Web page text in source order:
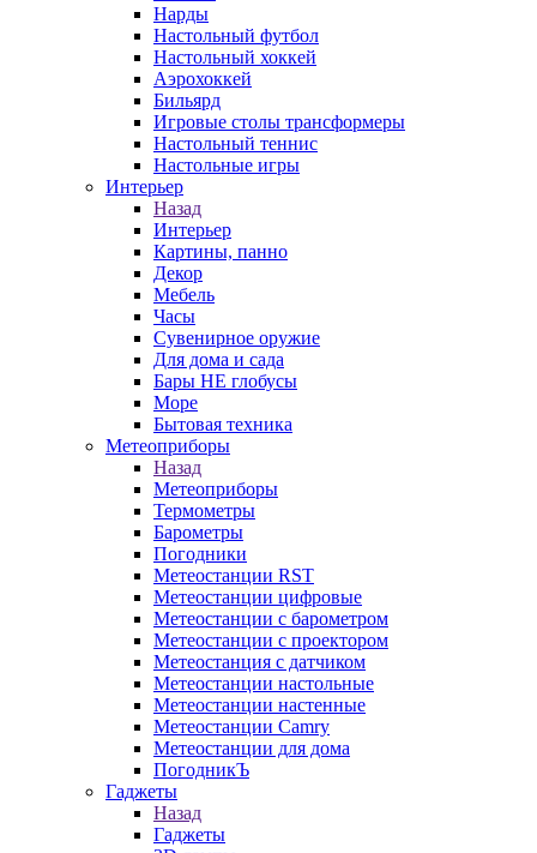
Нарды
Настольный футбол
Настольный хоккей
Аэрохоккей
Бильярд
Игровые столы трансформеры
Настольный теннис
Настольные игры
Интерьер
Назад
Интерьер
Картины, панно
Декор
Мебель
Часы
Сувенирное оружие
Для дома и сада
Бары НЕ глобусы
Море
Бытовая техника
Метеоприборы
Назад
Метеоприборы
Термометры
Барометры
Погодники
Метеостанции RST
Метеостанции цифровые
Метеостанции с барометром
Метеостанции с проектором
Метеостанция с датчиком
Метеостанции настольные
Метеостанции настенные
Метеостанции Camry
Метеостанции для дома
ПогодникЪ
Гаджеты
Назад
Гаджеты